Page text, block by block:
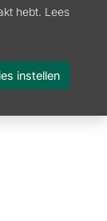
hebt. Lees
instellen